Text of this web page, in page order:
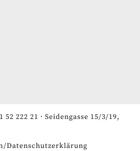
52 222 21 · Seidengasse 15/3/19,
Datenschutzerklärung